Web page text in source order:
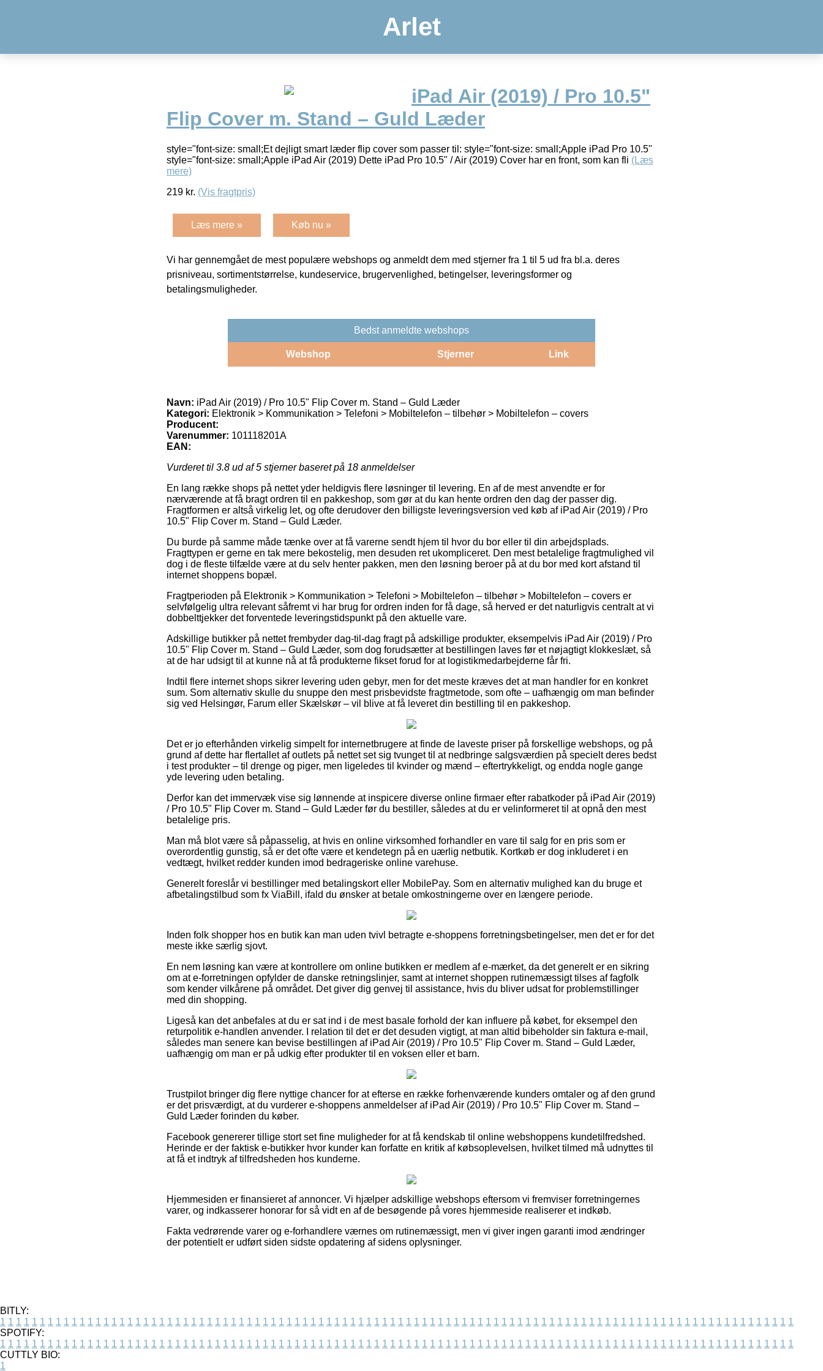
Arlet
iPad Air (2019) / Pro 10.5"
Flip Cover m. Stand – Guld Læder
style="font-size: small;Et dejligt smart læder flip cover som passer til: style="font-size: small;Apple iPad Pro 10.5"
style="font-size: small;Apple iPad Air (2019) Dette iPad Pro 10.5" / Air (2019) Cover har en front, som kan fli (Læs
mere)
219 kr. (Vis fragtpris)
Læs mere » Køb nu »
Vi har gennemgået de mest populære webshops og anmeldt dem med stjerner fra 1 til 5 ud fra bl.a. deres
prisniveau, sortimentstørrelse, kundeservice, brugervenlighed, betingelser, leveringsformer og
betalingsmuligheder.
Bedst anmeldte webshops
Webshop Stjerner Link
Navn: iPad Air (2019) / Pro 10.5" Flip Cover m. Stand – Guld Læder
Kategori: Elektronik > Kommunikation > Telefoni > Mobiltelefon – tilbehør > Mobiltelefon – covers
Producent:
Varenummer: 101118201A
EAN:
Vurderet til 3.8 ud af 5 stjerner baseret på 18 anmeldelser
En lang række shops på nettet yder heldigvis flere løsninger til levering. En af de mest anvendte er for
nærværende at få bragt ordren til en pakkeshop, som gør at du kan hente ordren den dag der passer dig.
Fragtformen er altså virkelig let, og ofte derudover den billigste leveringsversion ved køb af iPad Air (2019) / Pro
10.5" Flip Cover m. Stand – Guld Læder.
Du burde på samme måde tænke over at få varerne sendt hjem til hvor du bor eller til din arbejdsplads.
Fragttypen er gerne en tak mere bekostelig, men desuden ret ukompliceret. Den mest betalelige fragtmulighed vil
dog i de fleste tilfælde være at du selv henter pakken, men den løsning beroer på at du bor med kort afstand til
internet shoppens bopæl.
Fragtperioden på Elektronik > Kommunikation > Telefoni > Mobiltelefon – tilbehør > Mobiltelefon – covers er
selvfølgelig ultra relevant såfremt vi har brug for ordren inden for få dage, så herved er det naturligvis centralt at vi
dobbelttjekker det forventede leveringstidspunkt på den aktuelle vare.
Adskillige butikker på nettet frembyder dag-til-dag fragt på adskillige produkter, eksempelvis iPad Air (2019) / Pro
10.5" Flip Cover m. Stand – Guld Læder, som dog forudsætter at bestillingen laves før et nøjagtigt klokkeslæt, så
at de har udsigt til at kunne nå at få produkterne fikset forud for at logistikmedarbejderne får fri.
Indtil flere internet shops sikrer levering uden gebyr, men for det meste kræves det at man handler for en konkret
sum. Som alternativ skulle du snuppe den mest prisbevidste fragtmetode, som ofte – uafhængig om man befinder
sig ved Helsingør, Farum eller Skælskør – vil blive at få leveret din bestilling til en pakkeshop.
Det er jo efterhånden virkelig simpelt for internetbrugere at finde de laveste priser på forskellige webshops, og på
grund af dette har flertallet af outlets på nettet set sig tvunget til at nedbringe salgsværdien på specielt deres bedst
i test produkter – til drenge og piger, men ligeledes til kvinder og mænd – eftertrykkeligt, og endda nogle gange
yde levering uden betaling.
Derfor kan det immervæk vise sig lønnende at inspicere diverse online firmaer efter rabatkoder på iPad Air (2019)
/ Pro 10.5" Flip Cover m. Stand – Guld Læder før du bestiller, således at du er velinformeret til at opnå den mest
betalelige pris.
Man må blot være så påpasselig, at hvis en online virksomhed forhandler en vare til salg for en pris som er
overordentlig gunstig, så er det ofte være et kendetegn på en uærlig netbutik. Kortkøb er dog inkluderet i en
vedtægt, hvilket redder kunden imod bedrageriske online varehuse.
Generelt foreslår vi bestillinger med betalingskort eller MobilePay. Som en alternativ mulighed kan du bruge et
afbetalingstilbud som fx ViaBill, ifald du ønsker at betale omkostningerne over en længere periode.
Inden folk shopper hos en butik kan man uden tvivl betragte e-shoppens forretningsbetingelser, men det er for det
meste ikke særlig sjovt.
En nem løsning kan være at kontrollere om online butikken er medlem af e-mærket, da det generelt er en sikring
om at e-forretningen opfylder de danske retningslinjer, samt at internet shoppen rutinemæssigt tilses af fagfolk
som kender vilkårene på området. Det giver dig genvej til assistance, hvis du bliver udsat for problemstillinger
med din shopping.
Ligeså kan det anbefales at du er sat ind i de mest basale forhold der kan influere på købet, for eksempel den
returpolitik e-handlen anvender. I relation til det er det desuden vigtigt, at man altid bibeholder sin faktura e-mail,
således man senere kan bevise bestillingen af iPad Air (2019) / Pro 10.5" Flip Cover m. Stand – Guld Læder,
uafhængig om man er på udkig efter produkter til en voksen eller et barn.
Trustpilot bringer dig flere nyttige chancer for at efterse en række forhenværende kunders omtaler og af den grund
er det prisværdigt, at du vurderer e-shoppens anmeldelser af iPad Air (2019) / Pro 10.5" Flip Cover m. Stand –
Guld Læder forinden du køber.
Facebook genererer tillige stort set fine muligheder for at få kendskab til online webshoppens kundetilfredshed.
Herinde er der faktisk e-butikker hvor kunder kan forfatte en kritik af købsoplevelsen, hvilket tilmed må udnyttes til
at få et indtryk af tilfredsheden hos kunderne.
Hjemmesiden er finansieret af annoncer. Vi hjælper adskillige webshops eftersom vi fremviser forretningernes
varer, og indkasserer honorar for så vidt en af de besøgende på vores hjemmeside realiserer et indkøb.
Fakta vedrørende varer og e-forhandlere værnes om rutinemæssigt, men vi giver ingen garanti imod ændringer
der potentielt er udført siden sidste opdatering af sidens oplysninger.
BITLY:
1 1 1 1 1 1 1 1 1 1 1 1 1 1 1 1 1 1 1 1 1 1 1 1 1 1 1 1 1 1 1 1 1 1 1 1 1 1 1 1 1 1 1 1 1 1 1 1 1 1 1 1 1 1 1 1 1 1 1 1 1 1 1 1 1 1 1 1 1 1 1 1 1 1 1 1 1 1 1 1 1 1 1 1 1 1 1 1 1 1 1 1 1 1 1 1 1 1 1 1
SPOTIFY:
1 1 1 1 1 1 1 1 1 1 1 1 1 1 1 1 1 1 1 1 1 1 1 1 1 1 1 1 1 1 1 1 1 1 1 1 1 1 1 1 1 1 1 1 1 1 1 1 1 1 1 1 1 1 1 1 1 1 1 1 1 1 1 1 1 1 1 1 1 1 1 1 1 1 1 1 1 1 1 1 1 1 1 1 1 1 1 1 1 1 1 1 1 1 1 1 1 1 1 1
CUTTLY BIO:
1